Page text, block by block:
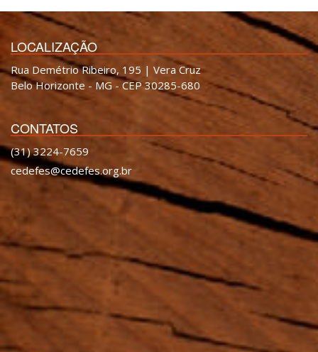
LOCALIZAÇÃO
Rua Demétrio Ribeiro, 195 | Vera Cruz
Belo Horizonte - MG - CEP 30285-680
CONTATOS
(31) 3224-7659
cedefes@cedefes.org.br